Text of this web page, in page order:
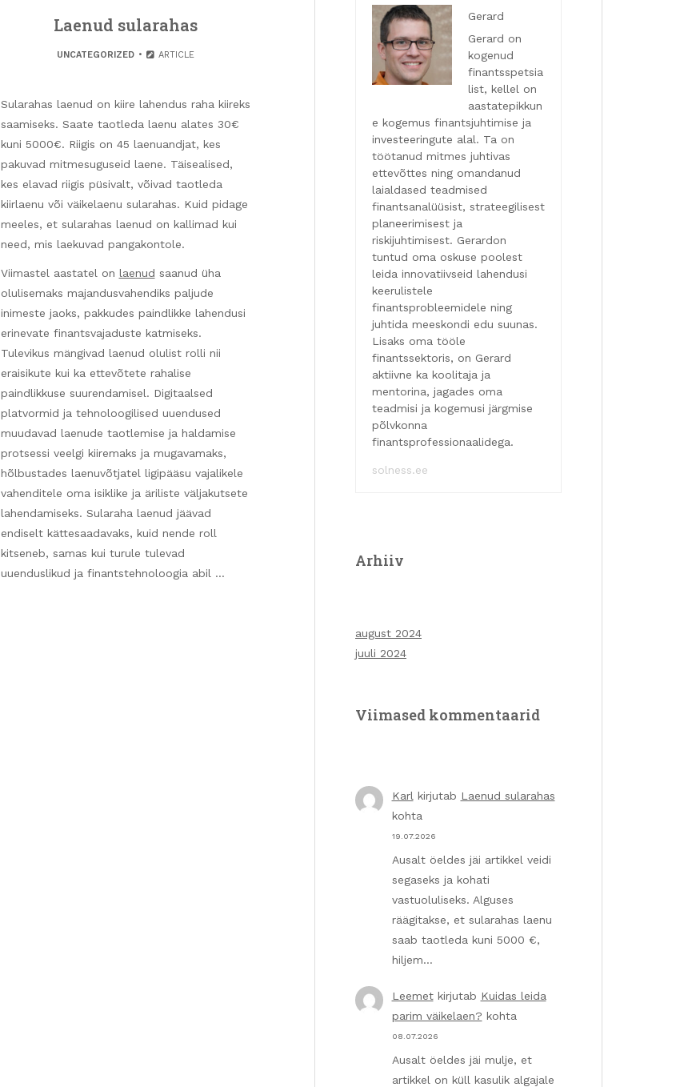
Laenud sularahas
UNCATEGORIZED ARTICLE
Sularahas laenud on kiire lahendus raha kiireks
saamiseks. Saate taotleda laenu alates 30€
kuni 5000€. Riigis on 45 laenuandjat, kes
pakuvad mitmesuguseid laene. Täisealised,
kes elavad riigis püsivalt, võivad taotleda
kiirlaenu või väikelaenu sularahas. Kuid pidage
meeles, et sularahas laenud on kallimad kui
need, mis laekuvad pangakontole.
Viimastel aastatel on laenud saanud üha
olulisemaks majandusvahendiks paljude
inimeste jaoks, pakkudes paindlikke lahendusi
erinevate finantsvajaduste katmiseks.
Tulevikus mängivad laenud olulist rolli nii
eraisikute kui ka ettevõtete rahalise
paindlikkuse suurendamisel. Digitaalsed
platvormid ja tehnoloogilised uuendused
muudavad laenude taotlemise ja haldamise
protsessi veelgi kiiremaks ja mugavamaks,
hõlbustades laenuvõtjatel ligipääsu vajalikele
vahenditele oma isiklike ja äriliste väljakutsete
lahendamiseks. Sularaha laenud jäävad
endiselt kättesaadavaks, kuid nende roll
kitseneb, samas kui turule tulevad
uuenduslikud ja finantstehnoloogia abil …
Gerard
Gerard on
kogenud
finantsspetsia
list, kellel on
aastatepikkun
e kogemus finantsjuhtimise ja
investeeringute alal. Ta on
töötanud mitmes juhtivas
ettevõttes ning omandanud
laialdased teadmised
finantsanalüüsist, strateegilisest
planeerimisest ja
riskijuhtimisest. Gerardon
tuntud oma oskuse poolest
leida innovatiivseid lahendusi
keerulistele
finantsprobleemidele ning
juhtida meeskondi edu suunas.
Lisaks oma tööle
finantssektoris, on Gerard
aktiivne ka koolitaja ja
mentorina, jagades oma
teadmisi ja kogemusi järgmise
põlvkonna
finantsprofessionaalidega.
solness.ee
Arhiiv
august 2024
juuli 2024
Viimased kommentaarid
Karl kirjutab Laenud sularahas
kohta
19.07.2026
Ausalt öeldes jäi artikkel veidi
segaseks ja kohati
vastuoluliseks. Alguses
räägitakse, et sularahas laenu
saab taotleda kuni 5000 €,
hiljem…
Leemetkirjutab Kuidas leida
parim väikelaen? kohta
08.07.2026
Ausalt öeldes jäi mulje, et
artikkel on küll kasulik algajale